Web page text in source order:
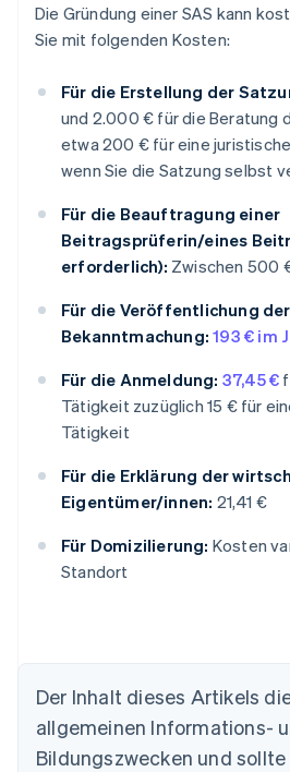
Die Gründung einer SAS kann
Sie mit folgenden Kosten:
Für die Erstellung der
und 2.000 € für die Beratung
etwa 200 € für eine
wenn Sie die Satzung selbst
Für die Beauftragung einer
Beitragsprüferin/eines
erforderlich): Zwischen 500
Für die Veröffentlichung
Bekanntmachung: 193 € im
Für die Anmeldung: 37,45 €
Tätigkeit zuzüglich 15 € für
Tätigkeit
Für die Erklärung der
Eigentümer/innen: 21,41 €
Für Domizilierung: Kosten
Standort
Der Inhalt dieses Artikels
allgemeinen Informations-
Bildungszwecken und
Australien
English
Belgien